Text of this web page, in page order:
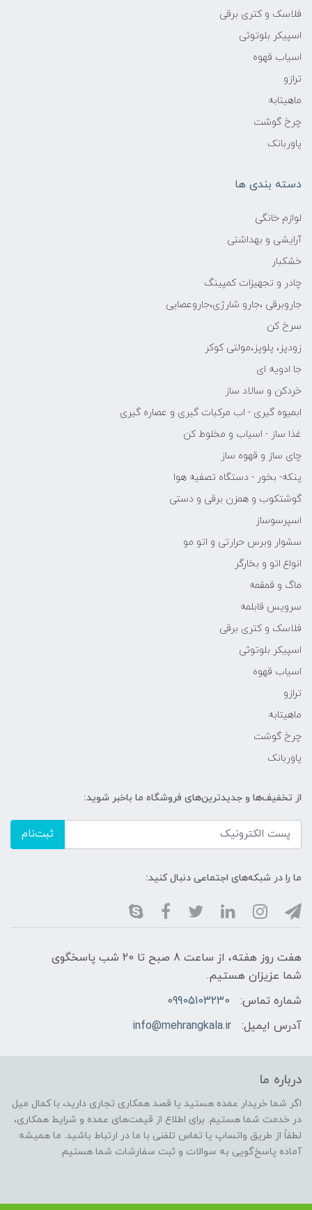
فلاسک و کتری برقی
اسپیکر بلوتوثی
اسیاب قهوه
ترازو
ماهیتابه
چرخ گوشت
پاوربانک
دسته بندی ها
لوازم خانگی
آرایشی و بهداشتی
خشکبار
چادر و تجهیزات کمپینگ
جاروبرقی ،جارو شارژی،جاروعصایی
سرخ کن
زودپز، پلوپز،مولتی کوکر
جا ادویه ای
خردکن و سالاد ساز
ابمیوه گیری - اب مرکبات گیری و عصاره گیری
غذا ساز - اسیاب و مخلوط کن
چای ساز و قهوه ساز
پنکه- بخور - دستگاه تصفیه هوا
گوشتکوب و همزن برقی و دستی
اسپرسوساز
سشوار وبرس حرارتی و اتو مو
انواع اتو و بخارگر
ماگ و قمقمه
سرویس قابلمه
فلاسک و کتری برقی
اسپیکر بلوتوثی
اسیاب قهوه
ترازو
ماهیتابه
چرخ گوشت
پاوربانک
از تخفیف‌ها و جدیدترین‌های فروشگاه ما باخبر شوید:
ثبت‌نام
ما را در شبکه‌های اجتماعی دنبال کنید:
هفت روز هفته، از ساعت 8 صبح تا 20 شب پاسخگوی
شما عزیزان هستیم.
شماره تماس:
09905103230
آدرس ایمیل:
info@mehrangkala.ir
درباره ما
اگر شما خریدار عمده هستید یا قصد همکاری تجاری دارید، با کمال میل
در خدمت شما هستیم. برای اطلاع از قیمت‌های عمده و شرایط همکاری،
لطفاً از طریق واتساپ یا تماس تلفنی با ما در ارتباط باشید. ما همیشه
آماده پاسخ‌گویی به سوالات و ثبت سفارشات شما هستیم.